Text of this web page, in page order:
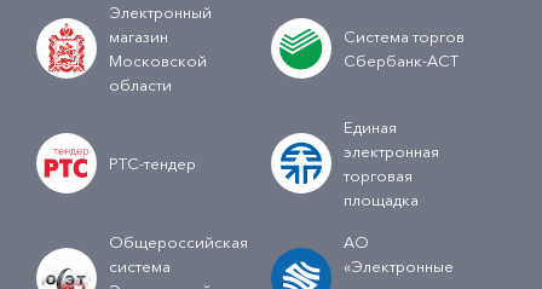
Электронный
магазин
Московской
области
Система торгов
Сбербанк-АСТ
РТС-тендер
Единая
электронная
торговая
площадка
Общероссийская
система
АО
«Электронные